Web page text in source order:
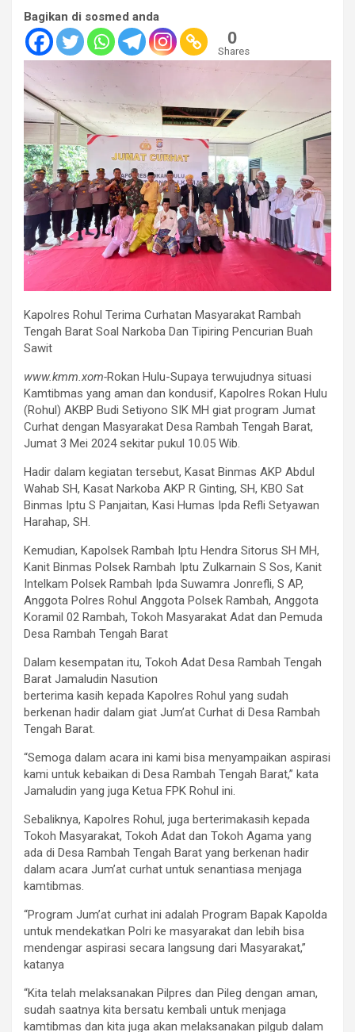
Bagikan di sosmed anda
0
Shares
Kapolres Rohul Terima Curhatan Masyarakat Rambah
Tengah Barat Soal Narkoba Dan Tipiring Pencurian Buah
Sawit
www.kmm.xom-Rokan Hulu-Supaya terwujudnya situasi
Kamtibmas yang aman dan kondusif, Kapolres Rokan Hulu
(Rohul) AKBP Budi Setiyono SIK MH giat program Jumat
Curhat dengan Masyarakat Desa Rambah Tengah Barat,
Jumat 3 Mei 2024 sekitar pukul 10.05 Wib.
Hadir dalam kegiatan tersebut, Kasat Binmas AKP Abdul
Wahab SH, Kasat Narkoba AKP R Ginting, SH, KBO Sat
Binmas Iptu S Panjaitan, Kasi Humas Ipda Refli Setyawan
Harahap, SH.
Kemudian, Kapolsek Rambah Iptu Hendra Sitorus SH MH,
Kanit Binmas Polsek Rambah Iptu Zulkarnain S Sos, Kanit
Intelkam Polsek Rambah Ipda Suwamra Jonrefli, S AP,
Anggota Polres Rohul Anggota Polsek Rambah, Anggota
Koramil 02 Rambah, Tokoh Masyarakat Adat dan Pemuda
Desa Rambah Tengah Barat
Dalam kesempatan itu, Tokoh Adat Desa Rambah Tengah
Barat Jamaludin Nasution
berterima kasih kepada Kapolres Rohul yang sudah
berkenan hadir dalam giat Jum’at Curhat di Desa Rambah
Tengah Barat.
“Semoga dalam acara ini kami bisa menyampaikan aspirasi
kami untuk kebaikan di Desa Rambah Tengah Barat,” kata
Jamaludin yang juga Ketua FPK Rohul ini.
Sebaliknya, Kapolres Rohul, juga berterimakasih kepada
Tokoh Masyarakat, Tokoh Adat dan Tokoh Agama yang
ada di Desa Rambah Tengah Barat yang berkenan hadir
dalam acara Jum’at curhat untuk senantiasa menjaga
kamtibmas.
“Program Jum’at curhat ini adalah Program Bapak Kapolda
untuk mendekatkan Polri ke masyarakat dan lebih bisa
mendengar aspirasi secara langsung dari Masyarakat,”
katanya
“Kita telah melaksanakan Pilpres dan Pileg dengan aman,
sudah saatnya kita bersatu kembali untuk menjaga
kamtibmas dan kita juga akan melaksanakan pilgub dalam